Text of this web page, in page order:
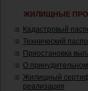
ЖИЛИЩНЫЕ
Кадастровый
Технический
Приостановка
О
Жилищный
реализация